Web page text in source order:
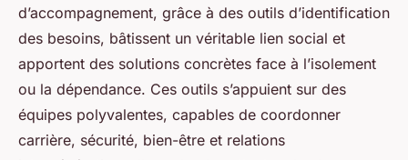
d’accompagnement, grâce à des outils d’identification
des besoins, bâtissent un véritable lien social et
apportent des solutions concrètes face à l’isolement
ou la dépendance. Ces outils s’appuient sur des
équipes polyvalentes, capables de coordonner
carrière, sécurité, bien-être et relations